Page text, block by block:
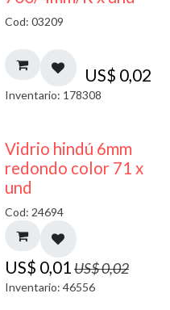
Cod: 03209
US$ 0,02
Inventario: 178308
40% DESCUENTO
Vidrio hindú 6mm
redondo color 71 x
und
Cod: 24694
US$ 0,01US$0,02
Inventario: 46556